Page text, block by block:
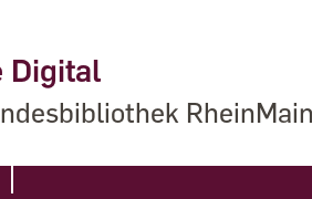
Digital
RheinMain